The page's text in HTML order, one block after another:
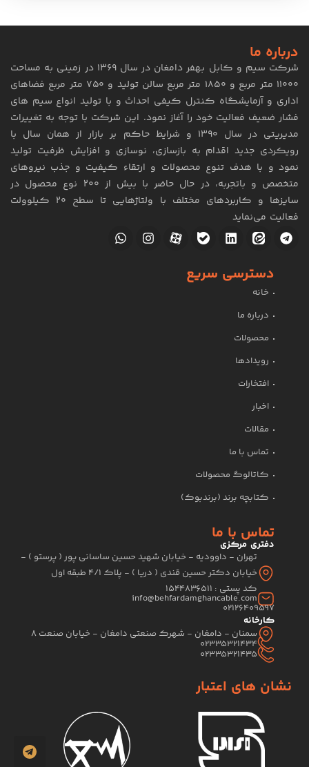
درباره ما
شرکت سیم و کابل بهفر دامغان در سال ۱۳۶۹ در زمینی به مساحت
۱۱۰۰۰ متر مربع و ۱۸۵۰ متر مربع سالن تولید و ۷۵۰ متر مربع فضاهای
اداری و آزمایشگاه کنترل کیفی احداث و با تولید انواع سیم های
فشار ضعیف فعالیت خود را آغاز نمود. این شرکت با توجه به تغییرات
مدیریتی در سال ۱۳۹۰ و شرایط حاکم بر بازار از همان سال با
رویکردی جدید اقدام به بازسازی، نوسازی و افزایش ظرفیت تولید
نمود و با هدف تنوع محصولات و ارتقاء کیفیت و جذب نیروهای
متخصص و باتجربه، در حال حاضر با بیش از 200 نوع محصول در
سایزها و کاربردهای مختلف با ولتاژهایی تا سطح ۲۰ کیلوولت
فعالیت می‌نماید
دسترسی سریع
خانه
درباره ما
محصولات
رویدادها
افتخارات
اخبار
مقالات
تماس با ما
کاتالوگ محصولات
کتابچه برند (برندبوک)
تماس با ما
دفتری مرکزی
تهران - داوودیه - خیابان شهید حسین ساسانی پور ( پرستو ) -
خیابان دکتر حسین قندی ( دریا ) - پلاک 4/1 طبقه اول
کد پستی : 1544836511
info@behfardamghancable.com
02126409597
کارخانه
سمنان - دامغان - شهرک صنعتی دامغان - خیابان صنعت 8
02335321434
02335321435
نشان های اعتبار